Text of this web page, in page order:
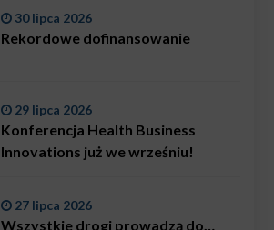
problemem są nie tylko choroby
30 lipca 2026
Rekordowe dofinansowanie
29 lipca 2026
Konferencja Health Business
Innovations już we wrześniu!
27 lipca 2026
Wszystkie drogi prowadzą do…